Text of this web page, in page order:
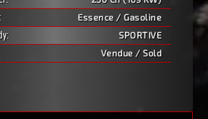
Essence / Gasoline
SPORTIVE
Vendue / Sold